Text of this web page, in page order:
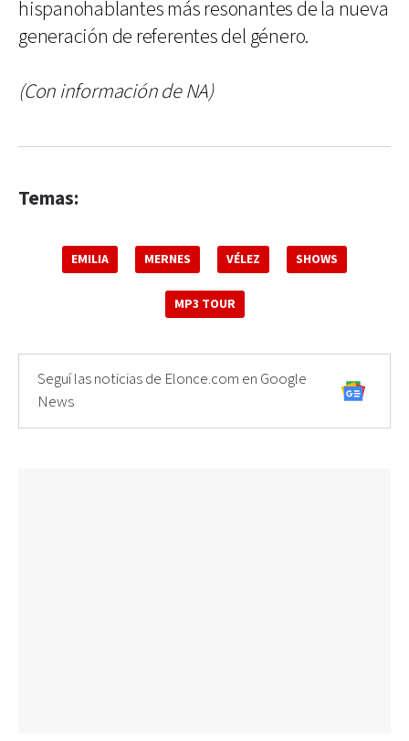
hispanohablantes más resonantes de la nueva
generación de referentes del género.
(Con información de NA)
Temas:
EMILIA MERNES VÉLEZ SHOWS
MP3 TOUR
Seguí las noticias de Elonce.com en Google
News